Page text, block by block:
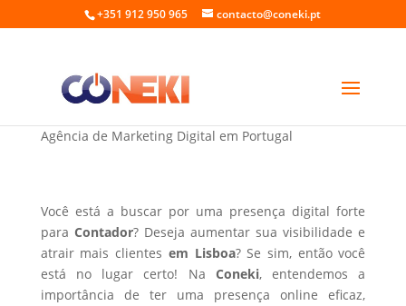
+351 912 950 965 contacto@coneki.pt
Fazer site para Contador em Lisboa
Agência de Marketing Digital em Portugal
Você está a buscar por uma presença digital forte
para Contador? Deseja aumentar sua visibilidade e
atrair mais clientes em Lisboa? Se sim, então você
está no lugar certo! Na Coneki, entendemos a
importância de ter uma presença online eficaz,